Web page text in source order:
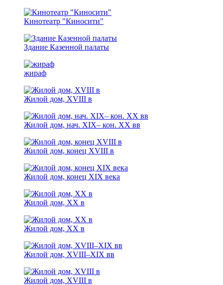
Кинотеатр "Киносити"
Здание Казенной палаты
жираф
Жилой дом, ХVIII в
Жилой дом, нач. XIX– кон. XX вв
Жилой дом, конец XVIII в
Жилой дом, конец XIX века
Жилой дом, XX в
Жилой дом, XX в
Жилой дом, XVIII–XIX вв
Жилой дом, XVIII в